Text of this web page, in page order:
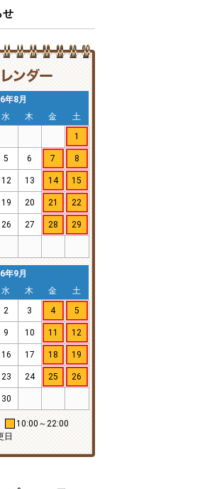
せ
年8月
水 木 金
土
1
5 6 7 8
12 13 14 15
19 20 21 22
26 27 28 29
年9月
水 木 金
土
2 3 4 5
9 10 11 12
16 17 18 19
23 24 25 26
30
10:00～22:00
日